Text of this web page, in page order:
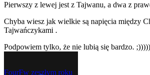
Pierwszy z lewej jest z Tajwanu, a dwa z
Chyba wiesz jak wielkie są napięcia między
Tajwańczykami .
Podpowiem tylko, że nie lubią się bardzo. ;)))))
FourFw zeszłym roku